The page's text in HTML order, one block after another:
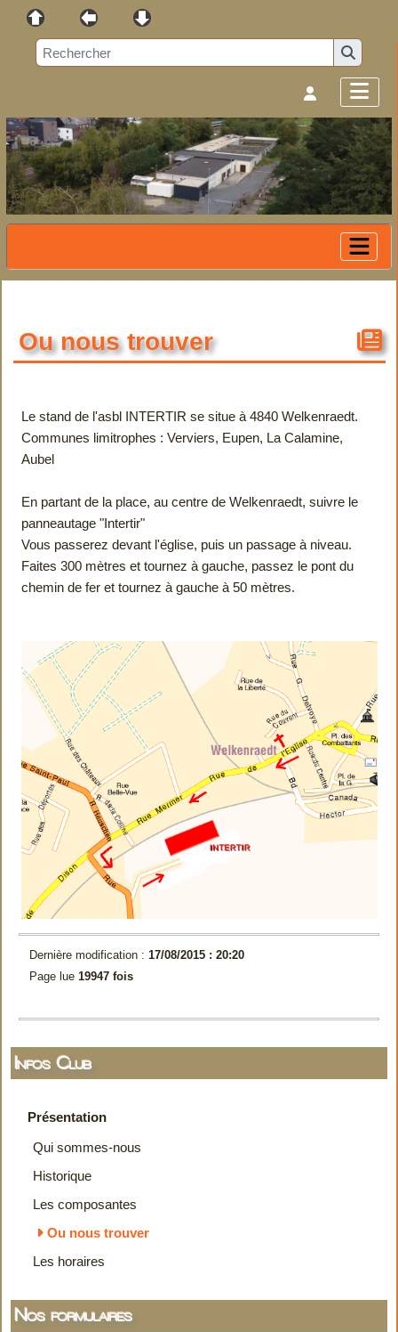
Infos Club
Présentation
Qui sommes-nous
Historique
Les composantes
Ou nous trouver
Les horaires
Nos formulaires
Ou nous trouver
Le stand de l'asbl INTERTIR se situe à 4840 Welkenraedt.
Communes limitrophes : Verviers, Eupen, La Calamine,
Aubel
En partant de la place, au centre de Welkenraedt, suivre le
panneautage "Intertir"
Vous passerez devant l'église, puis un passage à niveau.
Faites 300 mètres et tournez à gauche, passez le pont du
chemin de fer et tournez à gauche à 50 mètres.
Dernière modification : 17/08/2015 : 20:20
Page lue 19947 fois